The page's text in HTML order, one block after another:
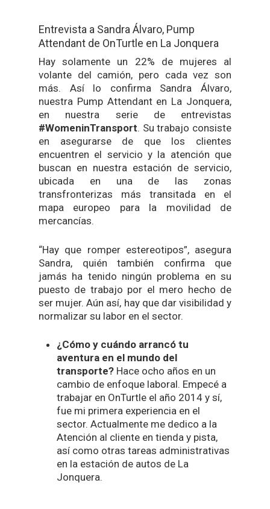
Entrevista a Sandra Álvaro, Pump
Attendant de OnTurtle en La Jonquera
Hay solamente un 22% de mujeres al
volante del camión, pero cada vez son
más. Así lo confirma Sandra Álvaro,
nuestra Pump Attendant en La Jonquera,
en nuestra serie de entrevistas
#WomeninTransport. Su trabajo consiste
en asegurarse de que los clientes
encuentren el servicio y la atención que
buscan en nuestra estación de servicio,
ubicada en una de las zonas
transfronterizas más transitada en el
mapa europeo para la movilidad de
mercancías.
“Hay que romper estereotipos”, asegura
Sandra, quién también confirma que
jamás ha tenido ningún problema en su
puesto de trabajo por el mero hecho de
ser mujer. Aún así, hay que dar visibilidad y
normalizar su labor en el sector.
¿Cómo y cuándo arrancó tu
aventura en el mundo del
transporte? Hace ocho años en un
cambio de enfoque laboral. Empecé a
trabajar en OnTurtle el año 2014 y sí,
fue mi primera experiencia en el
sector. Actualmente me dedico a la
Atención al cliente en tienda y pista,
así como otras tareas administrativas
en la estación de autos de La
Jonquera.